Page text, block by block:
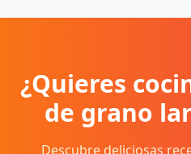
¿Quieres
de grano
Descubre deliciosas